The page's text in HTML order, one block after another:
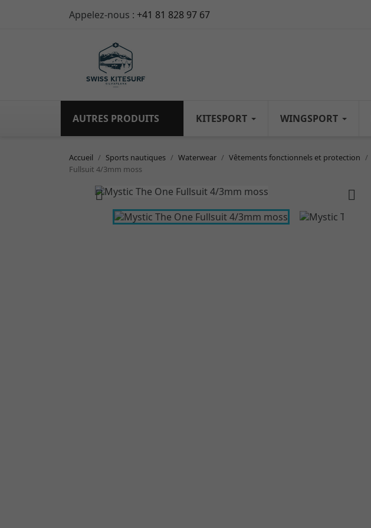
Appelez-nous : +41 81 828 97 67
AUTRES PRODUITS KITESPORT WINGSPORT
Accueil Sports nautiques Waterwear Vêtements fonctionnels et protection
Fullsuit 4/3mm moss
 